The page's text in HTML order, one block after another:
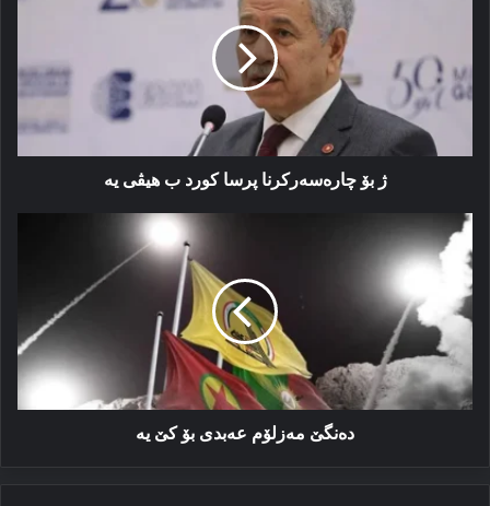
چارەسەرکرنا
کورد
ب
هیڤی
ژ بۆ چارەسەرکرنا پرسا کورد ب هیڤی یە
دەنگێ
مەزلۆم
عەبدی
بۆ
كێ
یە
دەنگێ مەزلۆم عەبدی بۆ كێ یە